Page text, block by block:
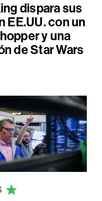
dispara sus
EE.UU. con un
y una
de Star Wars